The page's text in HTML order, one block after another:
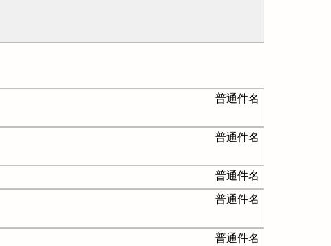
普通件名
普通件名
普通件名
普通件名
普通件名